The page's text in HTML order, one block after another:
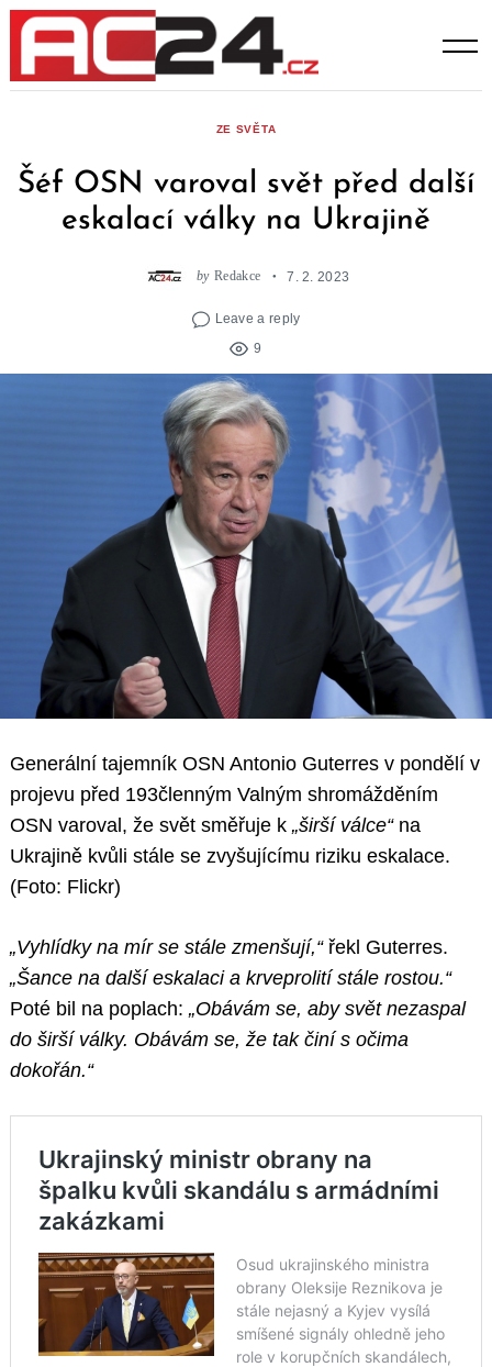
Skip
content
ZE SVĚTA
Šéf OSN varoval svět před další
eskalací války na Ukrajině
by Redakce 7. 2. 2023
Leave a reply
9
Generální tajemník OSN Antonio Guterres v pondělí v
projevu před 193členným Valným shromážděním
OSN varoval, že svět směřuje k „širší válce“na
Ukrajině kvůli stále se zvyšujícímu riziku eskalace.
(Foto: Flickr)
„Vyhlídky na mír se stále zmenšují,“ řekl Guterres.
„Šance na další eskalaci a krveprolití stále rostou.“
Poté bil na poplach: „Obávám se, aby svět nezaspal
do širší války. Obávám se, že tak činí s očima
dokořán.“